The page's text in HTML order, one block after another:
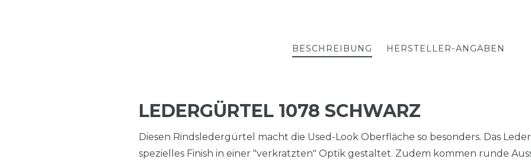
BESCHREIBUNG HERSTELLER-ANGABEN
LEDERGÜRTEL 1078 SCHWARZ
Diesen Rindsledergürtel macht die Used-Look Oberfläche so besonders. Das
spezielles Finish in einer "verkratzten" Optik gestaltet. Zudem kommen runde